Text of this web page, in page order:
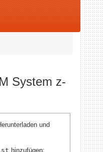
System z-
und
hinzufügen: